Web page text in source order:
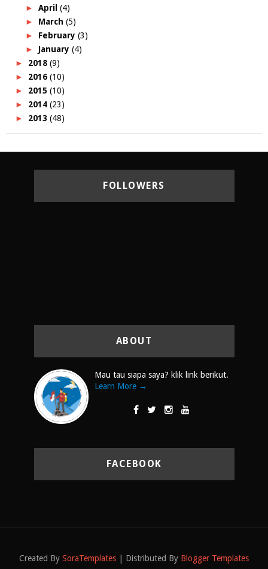
► April (4)
► March (5)
► February (3)
► January (4)
► 2018 (9)
► 2016 (10)
► 2015 (10)
► 2014 (23)
► 2013 (48)
FOLLOWERS
ABOUT
Mau tau siapa saya? klik link berikut.
Learn More →
FACEBOOK
Created By SoraTemplates | Distributed By Blogger Templates